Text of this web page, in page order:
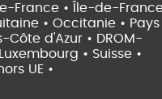
France •
Île-de-
• Occitanie • Pays
Côte d'Azur • DROM-
• Suisse •
UE •